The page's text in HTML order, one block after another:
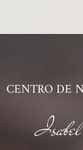
C​ENTRO DE
Isabel